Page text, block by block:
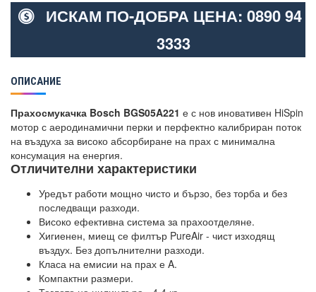
ИСКАМ ПО-ДОБРА ЦЕНА: 0890 94
3333
ОПИСАНИЕ
Прахосмукачка Bosch BGS05A221 е с нов иновативен HiSpin
мотор с аеродинамични перки и перфектно калибриран поток
на въздуха за високо абсорбиране на прах с минимална
консумация на енергия.
Отличителни характеристики
Уредът работи мощно чисто и бързо, без торба и без
последващи разходи.
Високо ефективна система за прахоотделяне.
Хигиенен, миещ се филтър PureAir - чист изходящ
въздух. Без допълнителни разходи.
Класа на емисии на прах е A.
Компактни размери.